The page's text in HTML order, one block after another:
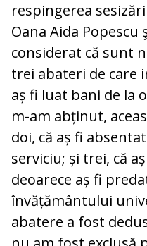
respingerea
Oana Aida Popescu
considerat că sunt
trei abateri de care
aș fi luat bani de la
m-am abținut,
doi, că aș fi
serviciu; și trei, că
deoarece aș fi
învățământului
abatere a fost